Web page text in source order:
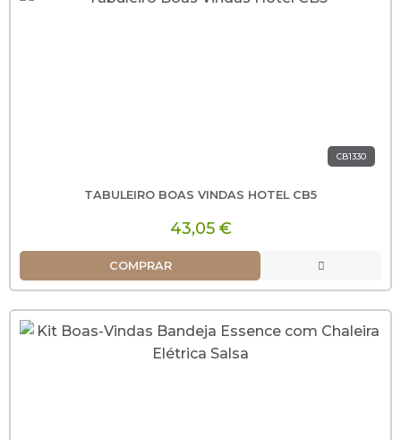
CB1330
TABULEIRO BOAS VINDAS HOTEL CB5
43,05 €
COMPRAR